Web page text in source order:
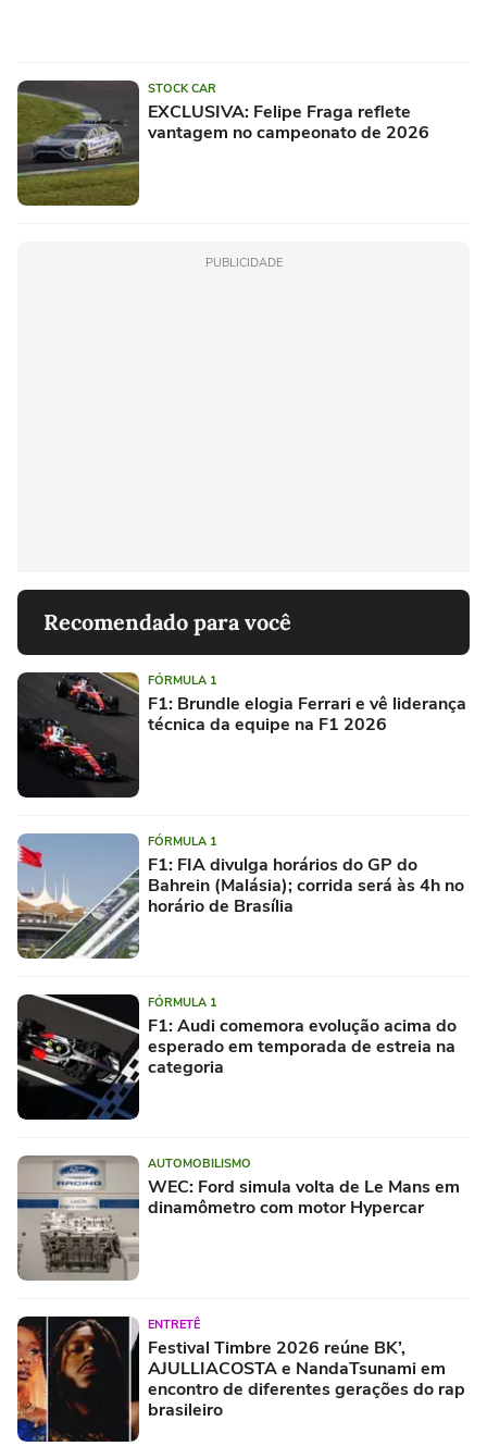
STOCK CAR
EXCLUSIVA: Felipe Fraga reflete
vantagem no campeonato de 2026
PUBLICIDADE
Recomendado para você
FÓRMULA 1
F1: Brundle elogia Ferrari e vê liderança
técnica da equipe na F1 2026
FÓRMULA 1
F1: FIA divulga horários do GP do
Bahrein (Malásia); corrida será às 4h no
horário de Brasília
FÓRMULA 1
F1: Audi comemora evolução acima do
esperado em temporada de estreia na
categoria
AUTOMOBILISMO
WEC: Ford simula volta de Le Mans em
dinamômetro com motor Hypercar
ENTRETÊ
Festival Timbre 2026 reúne BK’,
AJULLIACOSTA e NandaTsunami em
encontro de diferentes gerações do rap
brasileiro